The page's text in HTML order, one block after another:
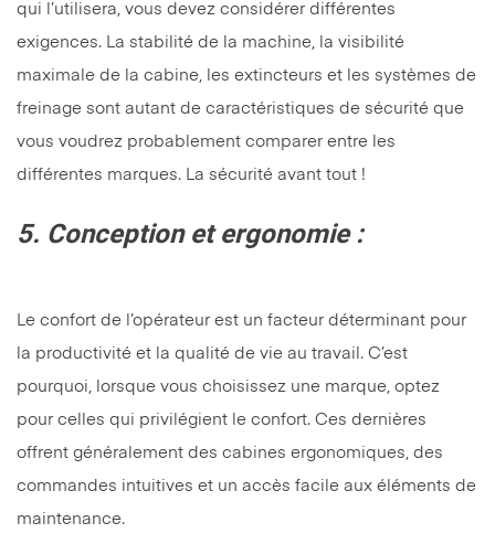
qui l’utilisera, vous devez considérer différentes
exigences. La stabilité de la machine, la visibilité
maximale de la cabine, les extincteurs et les systèmes de
freinage sont autant de caractéristiques de sécurité que
vous voudrez probablement comparer entre les
différentes marques. La sécurité avant tout !
5. Conception et ergonomie :
Le confort de l’opérateur est un facteur déterminant pour
la productivité et la qualité de vie au travail. C’est
pourquoi, lorsque vous choisissez une marque, optez
pour celles qui privilégient le confort. Ces dernières
offrent généralement des cabines ergonomiques, des
commandes intuitives et un accès facile aux éléments de
maintenance.